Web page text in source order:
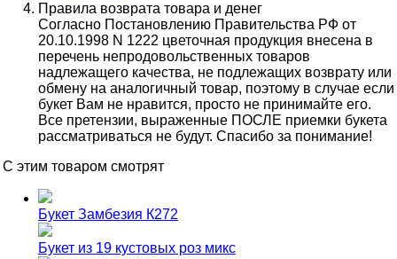
Правила возврата товара и денег
Согласно Постановлению Правительства РФ от
20.10.1998 N 1222 цветочная продукция внесена в
перечень непродовольственных товаров
надлежащего качества, не подлежащих возврату или
обмену на аналогичный товар, поэтому в случае если
букет Вам не нравится, просто не принимайте его.
Все претензии, выраженные ПОСЛЕ приемки букета
рассматриваться не будут. Спасибо за понимание!
С этим товаром смотрят
Букет Замбезия К272
Букет из 19 кустовых роз микс